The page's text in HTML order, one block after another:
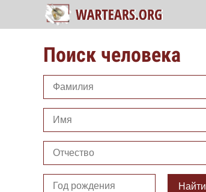
Поиск человека
Найти